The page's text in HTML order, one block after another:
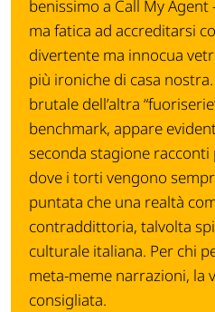
benissimo a Call My Agent
ma fatica ad accreditarsi
divertente ma innocua
più ironiche di casa nostra.
brutale dell’altra
benchmark, appare
seconda stagione
dove i torti vengono
puntata che una realtà
contraddittoria, talvolta
culturale italiana. Per chi
meta-meme narrazioni, la
consigliata.